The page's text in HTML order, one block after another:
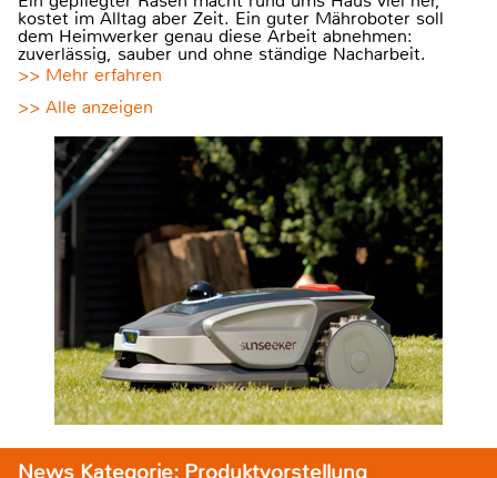
kostet im Alltag aber Zeit. Ein guter Mähroboter soll
dem Heimwerker genau diese Arbeit abnehmen:
zuverlässig, sauber und ohne ständige Nacharbeit.
>> Mehr erfahren
>> Alle anzeigen
News Kategorie: Produktvorstellung